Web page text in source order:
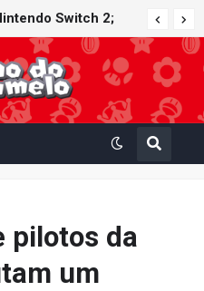
Switch 2;
atualização
pilotos da
um